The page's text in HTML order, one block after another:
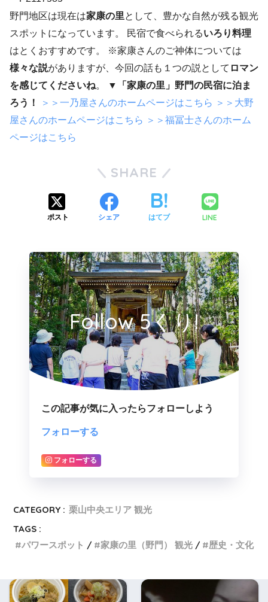
野門地区は現在は家康の里として、豊かな自然が残る観光
スポットになっています。 民宿で食べられるいろり料理
はとくおすすめです。 ※家康さんのご神体については
様々な説がありますが、今回の話も１つの説として ロマン
を感じてくださいね。
▼「家康の里」野門の民宿に泊ま
ろう！
＞＞一乃屋さんのホームページはこちら ＞＞大野
屋さんのホームページはこちら ＞＞福冨士さんのホーム
ページはこちら
SHARE
ポスト シェア はてブ LINE
Follow 5くり!
この記事が気に入ったらフォローしよう
フォローする
フォローする
CATEGORY : 栗山中央エリア 観光
TAGS :
パワースポット
家康の里（野門） 観光 歴史・文化